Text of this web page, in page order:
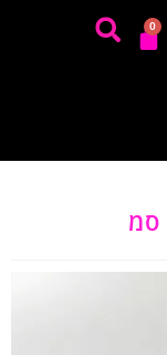
0